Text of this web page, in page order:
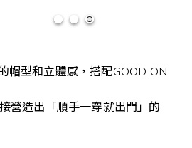
帽型和立體感，搭配GOOD ON
營造出「順手一穿就出門」的